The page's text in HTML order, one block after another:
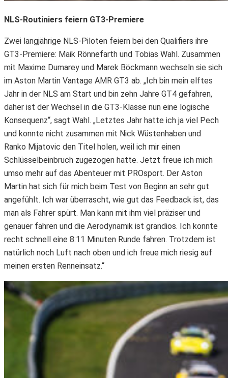
NLS-Routiniers feiern GT3-Premiere
Zwei langjährige NLS-Piloten feiern bei den Qualifiers ihre
GT3-Premiere: Maik Rönnefarth und Tobias Wahl. Zusammen
mit Maxime Dumarey und Marek Böckmann wechseln sie sich
im Aston Martin Vantage AMR GT3 ab. „Ich bin mein elftes
Jahr in der NLS am Start und bin zehn Jahre GT4 gefahren,
daher ist der Wechsel in die GT3-Klasse nun eine logische
Konsequenz“, sagt Wahl. „Letztes Jahr hatte ich ja viel Pech
und konnte nicht zusammen mit Nick Wüstenhaben und
Ranko Mijatovic den Titel holen, weil ich mir einen
Schlüsselbeinbruch zugezogen hatte. Jetzt freue ich mich
umso mehr auf das Abenteuer mit PROsport. Der Aston
Martin hat sich für mich beim Test von Beginn an sehr gut
angefühlt. Ich war überrascht, wie gut das Feedback ist, das
man als Fahrer spürt. Man kann mit ihm viel präziser und
genauer fahren und die Aerodynamik ist grandios. Ich konnte
recht schnell eine 8:11 Minuten Runde fahren. Trotzdem ist
natürlich noch Luft nach oben und ich freue mich riesig auf
meinen ersten Renneinsatz.“